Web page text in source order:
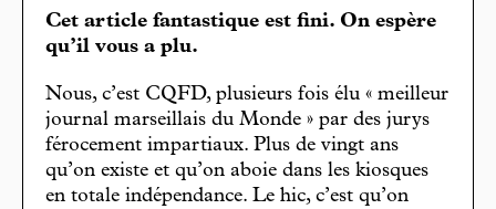
Cet article fantastique est fini. On espère
qu’il vous a plu.
Nous, c’est CQFD, plusieurs fois élu « meilleur
journal marseillais du Monde » par des jurys
férocement impartiaux. Plus de vingt ans
qu’on existe et qu’on aboie dans les kiosques
en totale indépendance. Le hic, c’est qu’on